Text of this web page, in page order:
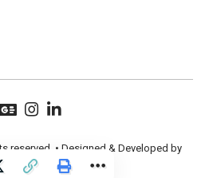
reserved. • Designed & Developed by
Perform.